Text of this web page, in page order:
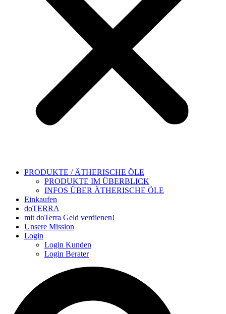
PRODUKTE / ÄTHERISCHE ÖLE
PRODUKTE IM ÜBERBLICK
INFOS ÜBER ÄTHERISCHE ÖLE
Einkaufen
doTERRA
mit doTerra Geld verdienen!
Unsere Mission
Login
Login Kunden
Login Berater